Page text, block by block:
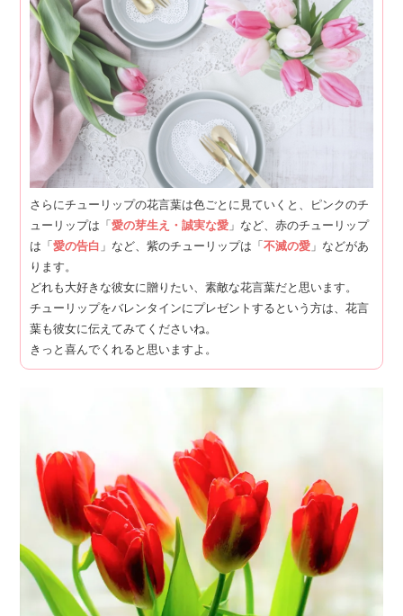
さらにチューリップの花言葉は色ごとに見ていくと、ピンクのチ
ューリップは「愛の芽生え・誠実な愛 」など、赤のチューリップ
は「愛の告白 」など、紫のチューリップは「不滅の愛 」などがあ
ります。
どれも大好きな彼女に贈りたい、素敵な花言葉だと思います。
チューリップをバレンタインにプレゼントするという方は、花言
葉も彼女に伝えてみてくださいね。
きっと喜んでくれると思いますよ。